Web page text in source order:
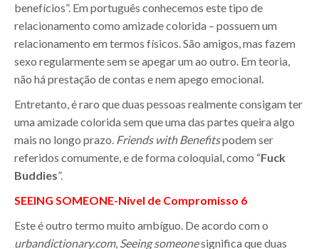
benefícios”. Em português conhecemos este tipo de
relacionamento como amizade colorida – possuem um
relacionamento em termos físicos. São amigos, mas fazem
sexo regularmente sem se apegar um ao outro. Em teoria,
não há prestação de contas e nem apego emocional.
Entretanto, é raro que duas pessoas realmente consigam ter
uma amizade colorida sem que uma das partes queira algo
mais no longo prazo. Friends with Benefitspodem ser
referidos comumente, e de forma coloquial, como “Fuck
Buddies”.
SEEING SOMEONE-Nivel de Compromisso 6
Este é outro termo muito ambíguo. De acordo com o
urbandictionary.com, Seeing someonesignifica que duas